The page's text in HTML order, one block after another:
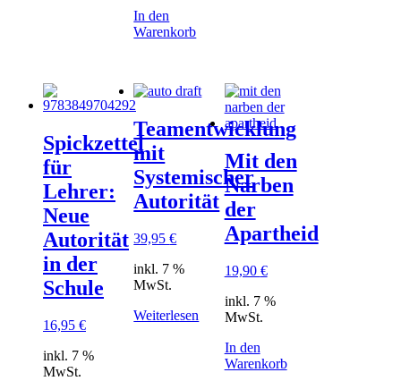
In den
Warenkorb
Spickzettel
für
Lehrer:
Neue
Autorität
in der
Schule
16,95 €
inkl. 7 %
MwSt.
Teamentwicklung
mit
Systemischer
Autorität
39,95€
inkl. 7 %
MwSt.
Weiterlesen
Mit den
Narben
der
Apartheid
19,90 €
inkl. 7 %
MwSt.
In den
Warenkorb